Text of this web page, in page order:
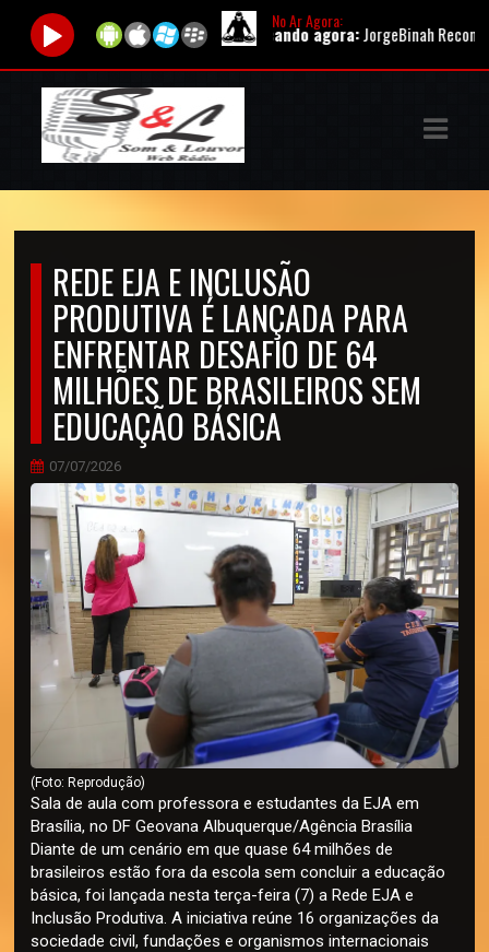
No Ar Agora:
Tocando agora:JorgeBinah
REDE EJA E INCLUSÃO
PRODUTIVA É LANÇADA PARA
ENFRENTAR DESAFIO DE 64
MILHÕES DE BRASILEIROS SEM
EDUCAÇÃO BÁSICA
07/07/2026
(Foto: Reprodução)
Sala de aula com professora e estudantes da EJA em
Brasília, no DF Geovana Albuquerque/Agência Brasília
Diante de um cenário em que quase 64 milhões de
brasileiros estão fora da escola sem concluir a educação
básica, foi lançada nesta terça-feira (7) a Rede EJA e
Inclusão Produtiva. A iniciativa reúne 16 organizações da
sociedade civil, fundações e organismos internacionais